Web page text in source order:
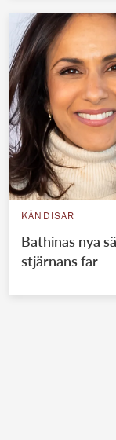
KÄNDISAR
Bathinas nya
stjärnans far